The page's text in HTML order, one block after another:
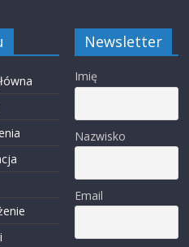
Newsletter
Imię
Nazwisko
Email